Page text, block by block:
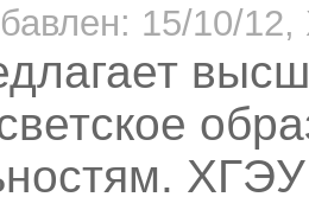
15/10/12,